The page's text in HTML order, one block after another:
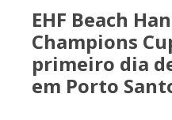
EHF Beach
Champions
primeiro dia
em Porto